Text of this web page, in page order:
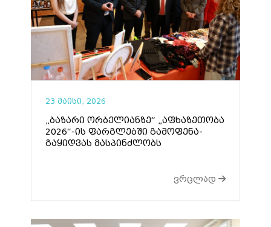
23 მაისი, 2026
„ბაზარი ორბელიანზე“ „აფხაზეთობა
2026“-ის ფარგლებში გამოფენა-
გაყიდვას მასპინძლობს
ვრცლად